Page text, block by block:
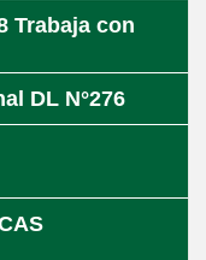
Trabaja con
DL N°276